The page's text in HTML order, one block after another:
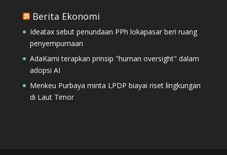
Berita Ekonomi
Ideatax sebut penundaan PPh lokapasar beri ruang
penyempurnaan
AdaKami terapkan prinsip "human oversight" dalam
adopsi AI
Menkeu Purbaya minta LPDP biayai riset lingkungan
di Laut Timor